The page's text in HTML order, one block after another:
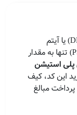
اگر برای خرید یک بازی، بسته الحاقی (DLC) یا آیتم
درون‌برنامه‌ای در شبکه پلی استیشن (PSN) تنها به مقدار
این کد، کیف
مبالغ